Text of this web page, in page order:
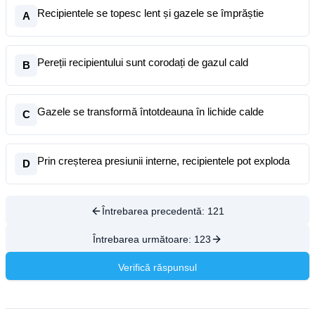
A Recipientele se topesc lent și gazele se împrăștie
B Pereții recipientului sunt corodați de gazul cald
C Gazele se transformă întotdeauna în lichide calde
D Prin creșterea presiunii interne, recipientele pot exploda
Întrebarea precedentă: 121
Întrebarea următoare: 123
Verifică răspunsul